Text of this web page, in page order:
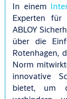
In einem
Experten für
ABLOY
über die
Rotenhagen,
Norm
innovative
bietet, um